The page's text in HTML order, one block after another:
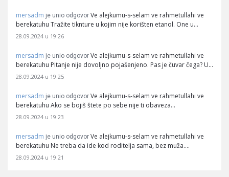
mersadm je unio odgovor Ve alejkumu-s-selam ve rahmetullahi ve
berekatuhu Tražite tiknture u kojim nije korišten etanol. One u…
28.09.2024 u 19:26
mersadm je unio odgovor Ve alejkumu-s-selam ve rahmetullahi ve
berekatuhu Pitanje nije dovoljno pojašenjeno. Pas je čuvar čega? U…
28.09.2024 u 19:25
mersadm je unio odgovor Ve alejkumu-s-selam ve rahmetullahi ve
berekatuhu Ako se bojiš štete po sebe nije ti obaveza…
28.09.2024 u 19:23
mersadm je unio odgovor Ve alejkumu-s-selam ve rahmetullahi ve
berekatuhu Ne treba da ide kod roditelja sama, bez muža.…
28.09.2024 u 19:21